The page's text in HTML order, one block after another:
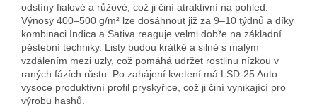
odstíny fialové a růžové, což ji činí atraktivní na pohled.
Výnosy 400–500 g/m² lze dosáhnout již za 9–10 týdnů a díky
kombinaci Indica a Sativa reaguje velmi dobře na základní
pěstební techniky. Listy budou krátké a silné s malým
vzdálením mezi uzly, což pomáhá udržet rostlinu nízkou v
raných fázích růstu. Po zahájení kvetení má LSD-25 Auto
vysoce produktivní profil pryskyřice, což ji činí vynikající pro
výrobu hashů.